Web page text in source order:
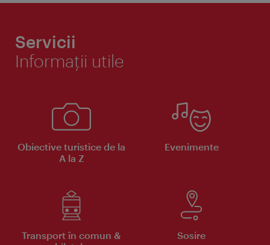
Servicii
Informaţii utile
Obiective turistice de la
A la Z
Evenimente
Transport în comun &
Sosire